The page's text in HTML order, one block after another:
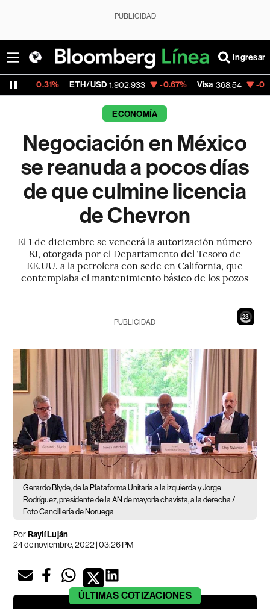
PUBLICIDAD
Ingresar
ETH/USD 1,902.933 -0.67% Visa 368.54 -0.28%
ECONOMÍA
Negociación en México
se reanuda a pocos días
de que culmine licencia
de Chevron
El 1 de diciembre se vencerá la autorización número
8J, otorgada por el Departamento del Tesoro de
EE.UU. a la petrolera con sede en California, que
contemplaba el mantenimiento básico de los pozos
21
PUBLICIDAD
Gerardo Blyde, de la Plataforma Unitaria a la izquierda y Jorge
Rodríguez, presidente de la AN de mayoría chavista, a la derecha /
Foto Cancillería de Noruega
PorRaylí Luján
24 de noviembre, 2022 | 03:26 PM
ÚLTIMAS COTIZACIONES